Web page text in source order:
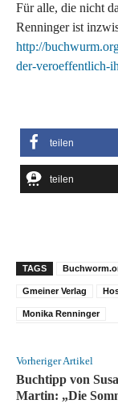
Für alle, die nicht
Renninger ist
http://
der-veroeffentlich-
teilen
teilen
TAGS
Gmeiner Verlag
Monika Renninger
Vorheriger Artikel
Buchtipp von
Martin: „Die